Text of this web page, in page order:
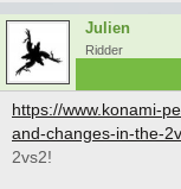
Julien
Ridder
https://www.konami-
and-changes-in-the-
2vs2!